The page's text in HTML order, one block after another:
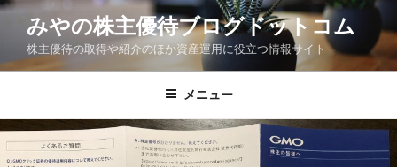
コ
ン
ス
キ
みやの株主優待ブログドットコム
株主優待の取得や紹介のほか資産運用に役立つ情報サイト
メニュー